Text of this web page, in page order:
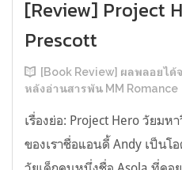
[Review] Project
Prescott
[Book Review] ผลพลอยได้
หลังอ่านสารพัน MM Romance
เรื่องย่อ: Project Hero วัยมห
ของเราชื่อแอนดี้ Andy เป็น